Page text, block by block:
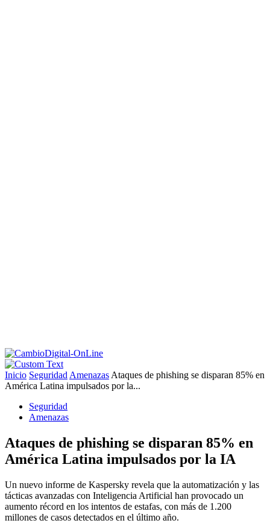
Inicio Seguridad Amenazas Ataques de phishing se disparan 85% en
América Latina impulsados por la...
Seguridad
Amenazas
Ataques de phishing se disparan 85% en
América Latina impulsados por la IA
Un nuevo informe de Kaspersky revela que la automatización y las
tácticas avanzadas con Inteligencia Artificial han provocado un
aumento récord en los intentos de estafas, con más de 1.200
millones de casos detectados en el último año.